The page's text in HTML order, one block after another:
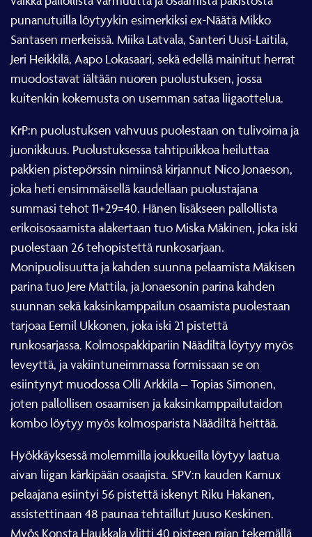
punanutuilla löytyykin esimerkiksi ex-Näätä Mikko
Santasen merkeissä. Miika Latvala, Santeri Uusi-Laitila,
Jeri Heikkilä, Aapo Lokasaari, sekä edellä mainitut herrat
muodostavat iältään nuoren puolustuksen, jossa
kuitenkin kokemusta on usemman sataa liigaottelua.
KrP:n puolustuksen vahvuus puolestaan on tulivoima ja
juonikkuus. Puolustuksessa tahtipuikkoa heiluttaa
pakkien pistepörssin nimiinsä kirjannut Nico Jonaeson,
joka heti ensimmäisellä kaudellaan puolustajana
summasi tehot 11+29=40. Hänen lisäkseen pallollista
erikoisosaamista alakertaan tuo Miska Mäkinen, joka iski
puolestaan 26 tehopistettä runkosarjaan.
Monipuolisuutta ja kahden suunna pelaamista Mäkisen
parina tuo Jere Mattila, ja Jonaesonin parina kahden
suunnan sekä kaksinkamppailun osaamista puolestaan
tarjoaa Eemil Ukkonen, joka iski 21 pistettä
runkosarjassa. Kolmospakkipariin Näädiltä löytyy myös
leveyttä, ja vakiintuneimmassa formissaan se on
esiintynyt muodossa Olli Arkkila – Topias Simonen,
joten pallollisen osaamisen ja kaksinkamppailutaidon
kombo löytyy myös kolmosparista Näädiltä heittää.
Hyökkäyksessä molemmilla joukkueilla löytyy laatua
aivan liigan kärkipään osaajista. SPV:n kauden Kamux
pelaajana esiintyi 56 pistettä iskenyt Riku Hakanen,
assistettinaan 48 paunaa tehtaillut Juuso Keskinen.
Myös Konsta Haukkala ylitti 40 pisteen rajan tekemällä